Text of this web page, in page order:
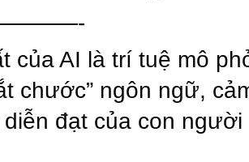
của AI là trí tuệ mô
chước” ngôn ngữ,
diễn đạt của con